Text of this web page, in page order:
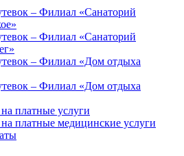
– Филиал «Санаторий
– Филиал «Санаторий
– Филиал «Дом отдыха
– Филиал «Дом отдыха
платные услуги
платные медицинские услуги